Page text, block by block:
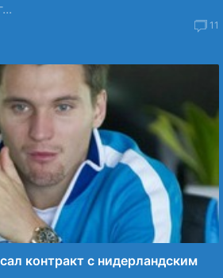
11
контракт с нидерландским